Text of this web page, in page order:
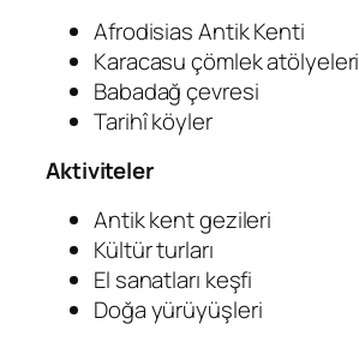
Afrodisias Antik Kenti
Karacasu çömlek atölyeleri
Babadağ çevresi
Tarihî köyler
Aktiviteler
Antik kent gezileri
Kültür turları
El sanatları keşfi
Doğa yürüyüşleri